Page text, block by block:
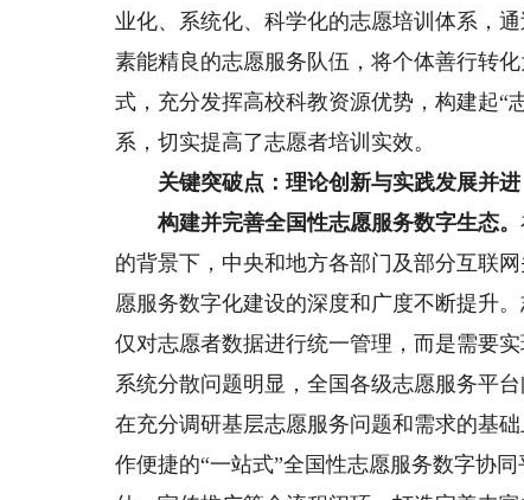
业化、系统化、科学化的志愿培训体系，
素能精良的志愿服务队伍，将个体善行转
式，充分发挥高校科教资源优势，构建起“
系，切实提高了志愿者培训实效。
关键突破点：理论创新与实践发展并进
构建并完善全国性志愿服务数字生态。
的背景下，中央和地方各部门及部分互联
愿服务数字化建设的深度和广度不断提升
仅对志愿者数据进行统一管理，而是需要
系统分散问题明显，全国各级志愿服务平
在充分调研基层志愿服务问题和需求的基
作便捷的“一站式”全国性志愿服务数字协